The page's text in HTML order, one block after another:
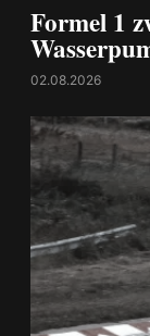
Formel 1
02.08.2026